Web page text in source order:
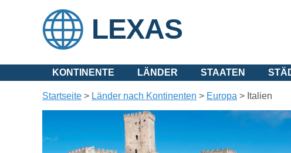
LEXAS
KONTINENTE LÄNDER STAATEN
Startseite > Länder nach Kontinenten > Europa > Italien